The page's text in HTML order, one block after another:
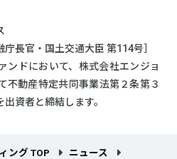
長官・国土交通大臣 第114号］
ンドにおいて、株式会社エンジョ
不動産特定共同事業法第２条第３
資者と締結します。
ング TOP
ニュース